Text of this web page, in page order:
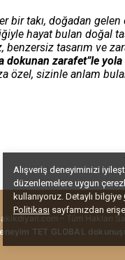
Alışveriş deneyiminizi
düzenlemelere uygun
kullanıyoruz. Detaylı bilgiye
Politikası sayfamızdan
bir takı, doğadan
hayat bulan doğal
benzersiz tasarım ve
dokunan zarafet”le yola
özel, sizinle anlam
– Tüm Hakları
TET GLOBAL